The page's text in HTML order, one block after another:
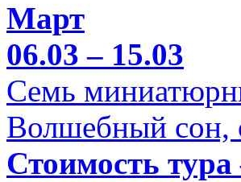
Март
06.03 – 15.03
Семь
Волшебный сон,
Стоимость тура